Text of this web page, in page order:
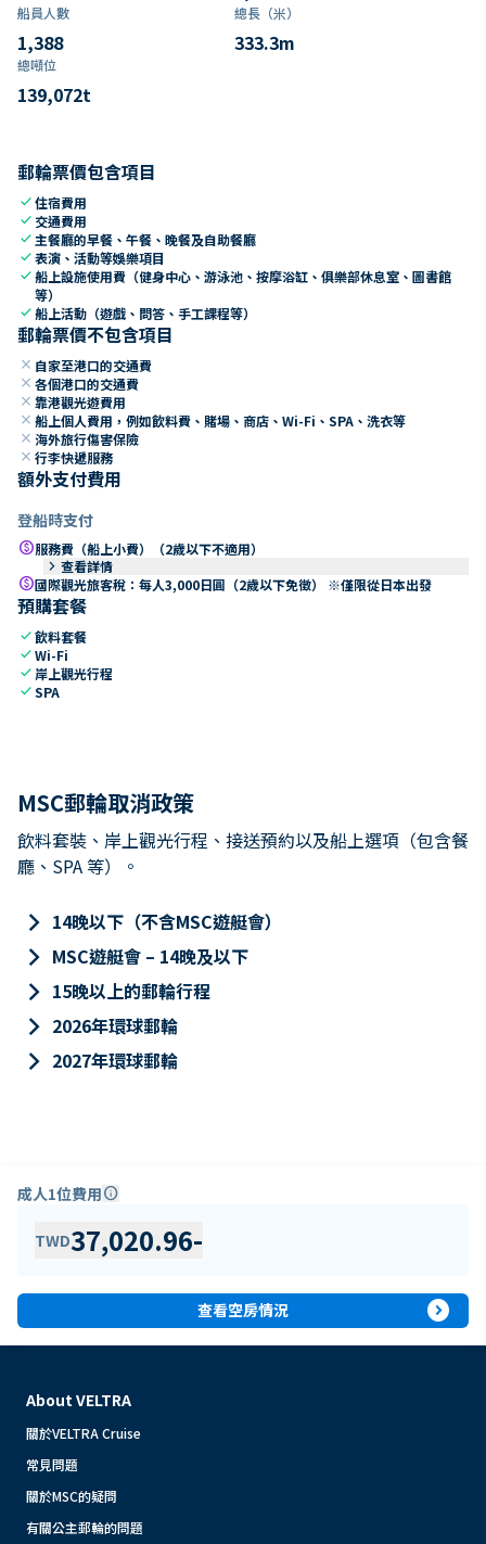
船員人數
1,388
總長（米）
333.3m
總噸位
139,072t
郵輪票價包含項目
check住宿費用
check 交通費用
check 主餐廳的早餐、午餐、晚餐及自助餐廳
check表演、活動等娛樂項目
check船上設施使用費（健身中心、游泳池、按摩浴缸、俱樂部休息室、圖書館
等）
check船上活動（遊戲、問答、手工課程等）
郵輪票價不包含項目
close 自家至港口的交通費
close 各個港口的交通費
close 靠港觀光遊費用
close 船上個人費用，例如飲料費、賭場、商店、Wi-Fi、SPA、洗衣等
close 海外旅行傷害保險
close 行李快遞服務
額外支付費用
登船時支付
paid服務費（船上小費）（2歲以下不適用）
keyboard_arrow_right 查看詳情
paid國際觀光旅客稅：每人3,000日圓（2歲以下免徵） ※僅限從日本出發
預購套餐
check飲料套餐
checkWi-Fi
check 岸上觀光行程
checkSPA
MSC郵輪取消政策
飲料套裝、岸上觀光行程、接送預約以及船上選項（包含餐
廳、SPA 等）。
keyboard_arrow_right 14晚以下（不含MSC遊艇會）
keyboard_arrow_right MSC遊艇會 – 14晚及以下
keyboard_arrow_right 15晚以上的郵輪行程
keyboard_arrow_right 2026年環球郵輪
keyboard_arrow_right 2027年環球郵輪
成人1位費用info
TWD37,020.96-
查看空房情況 expand_circle_right
About VELTRA
關於VELTRA Cruise
常見問題
關於MSC的疑問
有關公主郵輪的問題